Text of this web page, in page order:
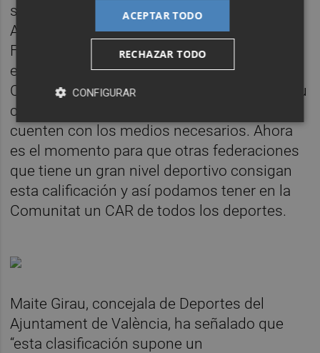
satisfecho. “Quiero agradecer a la
Ajuntament, Diputació, Generalitat y a la
Fundación Trinidad Alfonso el enorme
esfuerzo que han realizado para traer a la
Comunitat Valenciana un CEAR de Judo y su
compromiso para que los deportistas
cuenten con los medios necesarios. Ahora
es el momento para que otras federaciones
que tiene un gran nivel deportivo consigan
esta calificación y así podamos tener en la
Comunitat un CAR de todos los deportes.
Maite Girau, concejala de Deportes del
Ajuntament de València, ha señalado que
“esta clasificación supone un
ACEPTAR TODO
RECHAZAR TODO
CONFIGURAR